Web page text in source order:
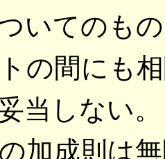
いてのも
の間にも
当しない
加成則は